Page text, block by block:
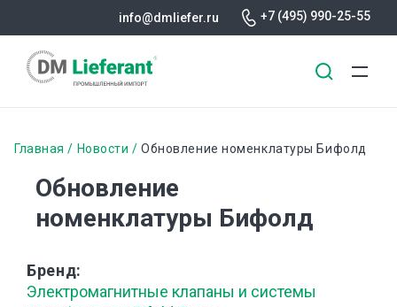
содержанию
info@dmliefer.ru +7 (495) 990-25-55
Строка
навигации
Главная Новости Обновление номенклатуры Бифолд
Обновление
номенклатуры Бифолд
Бренд
Электромагнитные клапаны и системы